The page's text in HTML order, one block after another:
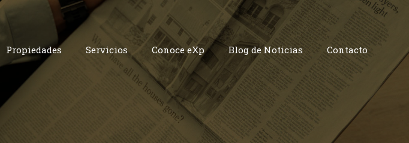
Inicio Propiedades Servicios Conoce eXp Blog de Noticias
Propiedades Servicios Conoce eXp Blog de Noticias Contacto